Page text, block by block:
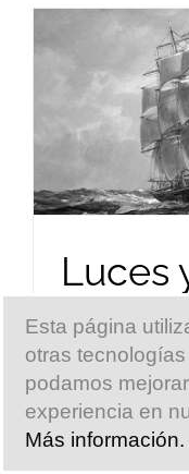
Luces
el
Por Markheb
Esta página
otras
podamos
experiencia en
Más información.